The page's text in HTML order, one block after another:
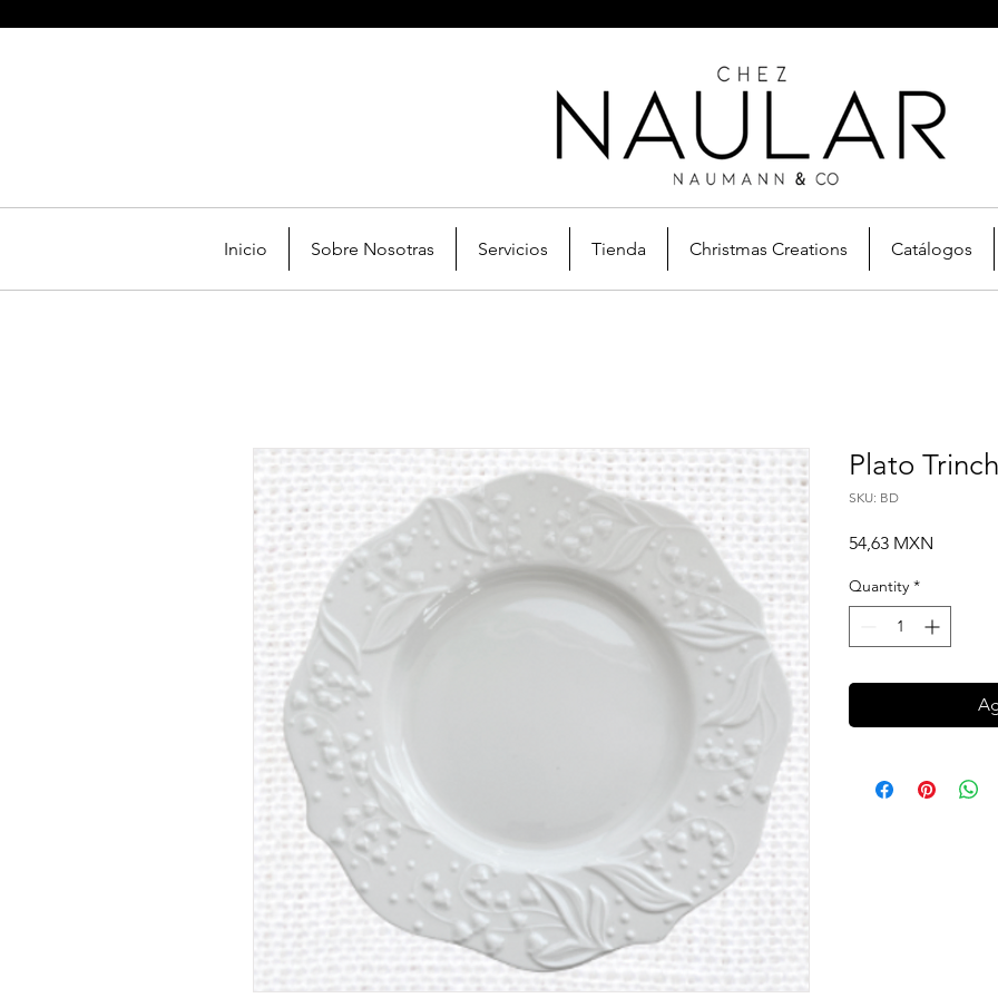
Inicio Sobre Nosotras Servicios Tienda Christmas Creations Catálogos
Plato
SKU: BD
54,63 MXN
Quantity *